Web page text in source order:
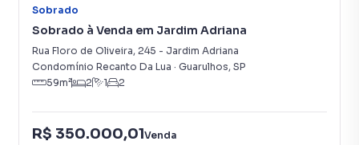
Sobrado
Sobrado à Venda em Jardim Adriana
Rua Floro de Oliveira, 245 - Jardim Adriana
Condomínio Recanto Da Lua · Guarulhos, SP
59m² 2 1 2
R$ 350.000,01Venda